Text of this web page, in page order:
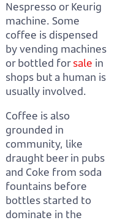
Nespresso or Keurig
machine. Some
coffee is dispensed
by vending machines
or bottled forsale in
shops but a human is
usually involved.
Coffee is also
grounded in
community, like
draught beer in pubs
and Coke from soda
fountains before
bottles started to
dominate in the